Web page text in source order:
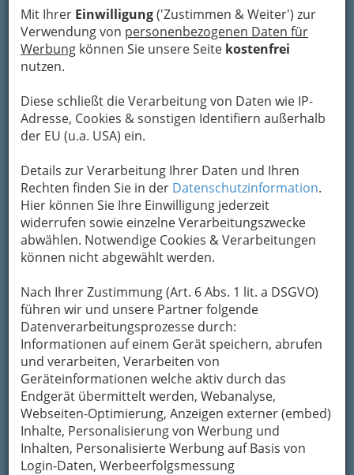
Mit Ihrer Einwilligung('Zustimmen & Weiter') zur
Verwendung von personenbezogenen Daten für
Werbung können Sie unsere Seite kostenfrei
nutzen.
Diese schließt die Verarbeitung von Daten wie IP-
Adresse, Cookies & sonstigen Identifiern außerhalb
der EU (u.a. USA) ein.
Details zur Verarbeitung Ihrer Daten und Ihren
Rechten finden Sie in der Datenschutzinformation.
Hier können Sie Ihre Einwilligung jederzeit
widerrufen sowie einzelne Verarbeitungszwecke
abwählen. Notwendige Cookies & Verarbeitungen
können nicht abgewählt werden.
Nach Ihrer Zustimmung (Art. 6 Abs. 1 lit. a DSGVO)
führen wir und unsere Partner folgende
Datenverarbeitungsprozesse durch:
Informationen auf einem Gerät speichern, abrufen
und verarbeiten, Verarbeiten von
Geräteinformationen welche aktiv durch das
Endgerät übermittelt werden, Webanalyse,
Webseiten-Optimierung, Anzeigen externer (embed)
Inhalte, Personalisierung von Werbung und
Inhalten, Personalisierte Werbung auf Basis von
Login-Daten, Werbeerfolgsmessung
Karte
Kontaktaufnahme
Um die Info-Graz Firmen
bewahren
, verwenden wir an dieser Stelle zur
Übermittlung Ihrer Nachricht ein sicheres
Formular. Ihre Nachricht wird nach dem
Absenden umgehend per Mail an das
Unternehmen Therme Lendava - Slowenien
weitergeleitet.
Meine Email Adresse
Mein Betreff
Meine Nachricht